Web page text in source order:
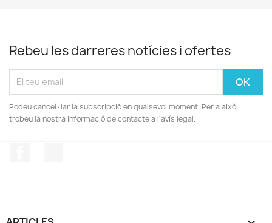
Rebeu les darreres notícies i ofertes
Podeu cancel·lar la subscripció en qualsevol moment. Per a això,
trobeu la nostra informació de contacte a l'avís legal.